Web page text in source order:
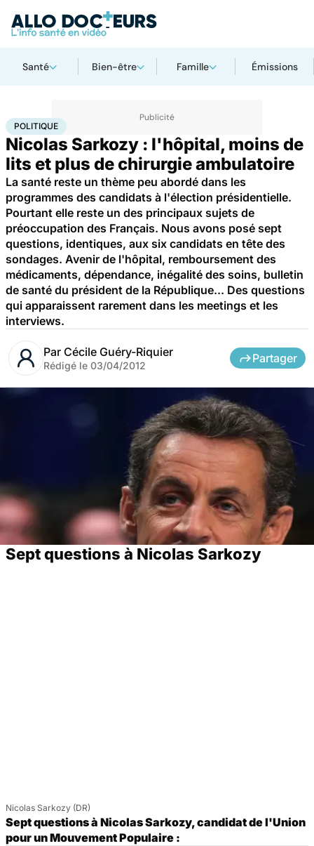
Santé Bien-être Famille Émissions
AccueilSanté Société
POLITIQUE
Nicolas Sarkozy : l'hôpital, moins de
lits et plus de chirurgie ambulatoire
La santé reste un thème peu abordé dans les
programmes des candidats à l'élection présidentielle.
Pourtant elle reste un des principaux sujets de
préoccupation des Français. Nous avons posé sept
questions, identiques, aux six candidats en tête des
sondages. Avenir de l'hôpital, remboursement des
médicaments, dépendance, inégalité des soins, bulletin
de santé du président de la République... Des questions
qui apparaissent rarement dans les meetings et les
interviews.
Par Cécile Guéry-Riquier
Rédigé le 03/04/2012
Partager
Sept questions à Nicolas Sarkozy
Nicolas Sarkozy (DR)
Sept questions à Nicolas Sarkozy, candidat de l'Union
pour un Mouvement Populaire :